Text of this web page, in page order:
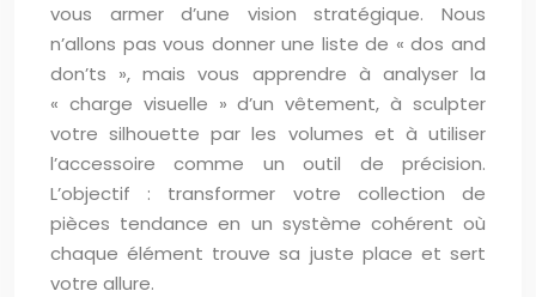
vous armer d’une vision stratégique. Nous
n’allons pas vous donner une liste de « dos and
don’ts », mais vous apprendre à analyser la
« charge visuelle » d’un vêtement, à sculpter
votre silhouette par les volumes et à utiliser
l’accessoire comme un outil de précision.
L’objectif : transformer votre collection de
pièces tendance en un système cohérent où
chaque élément trouve sa juste place et sert
votre allure.